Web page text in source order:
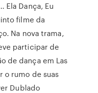
Ela Dança, Eu
filme da
Na nova trama,
participar de
de dança em Las
o rumo de suas
Dublado